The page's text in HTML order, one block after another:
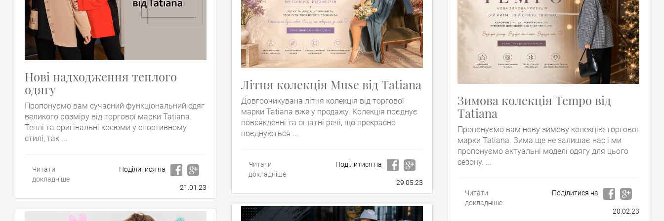
Нові надходження теплого
одягу
Пропонуємо вам сучасний функціональний одяг
великого розміру від торгової марки Tatiana.
Теплі та оригінальні косюми у спортивному
стилі, так ...
Читати
докладніше
Поділитися на
21.01.23
Літня колекція Muse від Tatiana
Довгоочикувана літня колекція від торгової
марки Tatiana вже у продажу. Колекція поєднує
повсякденні та ошатні речі, що прекрасно
поєднуються ...
Читати
докладніше
Поділитися на
29.05.23
Зимова колекція Tempo від
Tatiana
Пропонуємо вам нову зимову колекцію торгової
марки Tatiana. Зима ще не залишає нас і ми
пропонуємо актуальні моделі одягу для цього
сезону. ...
Читати
докладніше
Поділитися на
20.02.23